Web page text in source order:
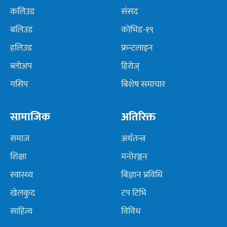
कलिउड
बलिउड
हलिउड
ब्लोअप
गसिप
संसद
कोभिड-१९
फ्रन्टलाइन
हिरोज्
बिशेष समाचार
सामाजिक
समाज
शिक्षा
स्वास्थ्य
खेलकुद
साहित्य
अतिरिक्त
अर्थतन्त्र
मनोरञ्जन
बिज्ञान प्रविधि
टप टिभि
विविध